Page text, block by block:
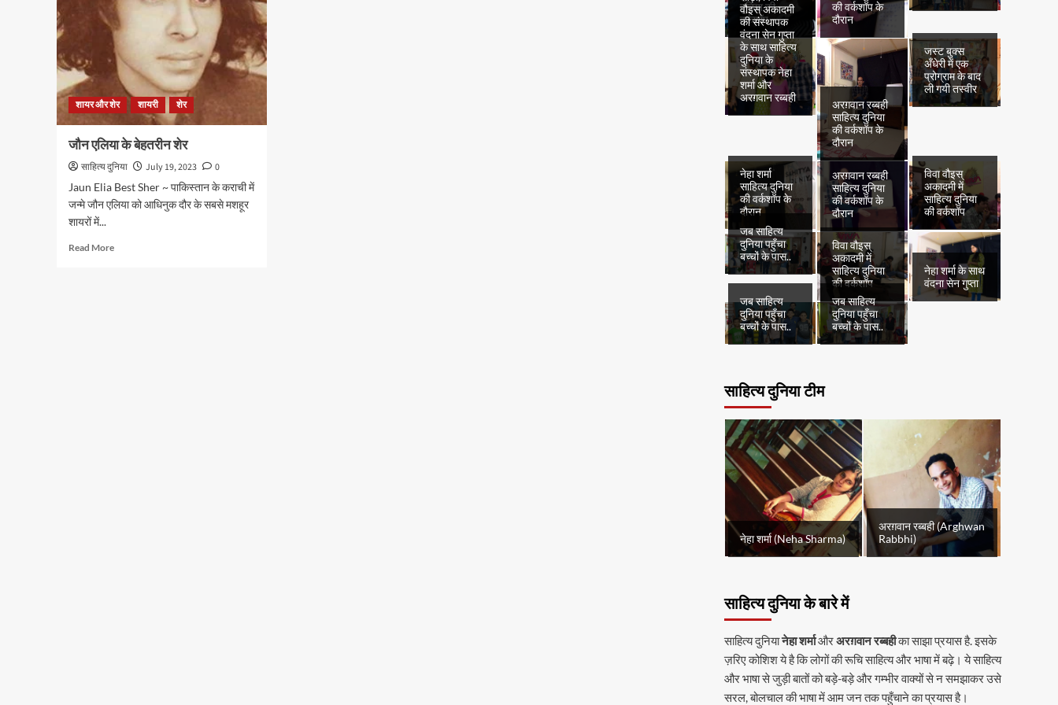
शायर और शेर शायरी शेर
जौन एलिया के बेहतरीन शेर
साहित्य दुनिया July 19, 2023
0
Jaun Elia Best Sher ~ पाकिस्तान के कराची में
जन्मे जौन एलिया को आधिनुक दौर के सबसे मशहूर
शायरों में...
Read MoreRead
दुनिया की
वर्कशॉप
की वर्कशॉप के
दौरान
वौइस् अकादमी
की संस्थापक
वंदना सेन गुप्ता
के साथ साहित्य
दुनिया के
संस्थापक नेहा
शर्मा और
अरग़वान रब्बही
अरग़वान रब्बही
साहित्य दुनिया
की वर्कशॉप के
दौरान
जस्ट बुक्स
अँधेरी में एक
प्रोग्राम के बाद
ली गयी तस्वीर
नेहा शर्मा
साहित्य दुनिया
की वर्कशॉप के
दौरान
अरग़वान रब्बही
साहित्य दुनिया
की वर्कशॉप के
दौरान
विवा वौइस्
अकादमी में
साहित्य दुनिया
की वर्कशॉप
जब साहित्य
दुनिया पहुँचा
बच्चों के पास..
विवा वौइस्
अकादमी में
साहित्य दुनिया
की वर्कशॉप
नेहा शर्मा के साथ
वंदना सेन गुप्ता
जब साहित्य
दुनिया पहुँचा
बच्चों के पास..
जब साहित्य
दुनिया पहुँचा
बच्चों के पास..
साहित्य दुनिया टीम
नेहा शर्मा (Neha Sharma)
अरग़वान रब्बही (Arghwan
Rabbhi)
साहित्य दुनिया के बारे में
साहित्य दुनियानेहा शर्माऔरअरग़वान रब्बहीका साझा प्रयास है. इसके
ज़रिए कोशिश ये है कि लोगों की रूचि साहित्य और भाषा में बढ़े। ये साहित्य
और भाषा से जुड़ी बातों को बड़े-बड़े और गम्भीर वाक्यों से न समझाकर उसे
सरल, बोलचाल की भाषा में आम जन तक पहुँचाने का प्रयास है।